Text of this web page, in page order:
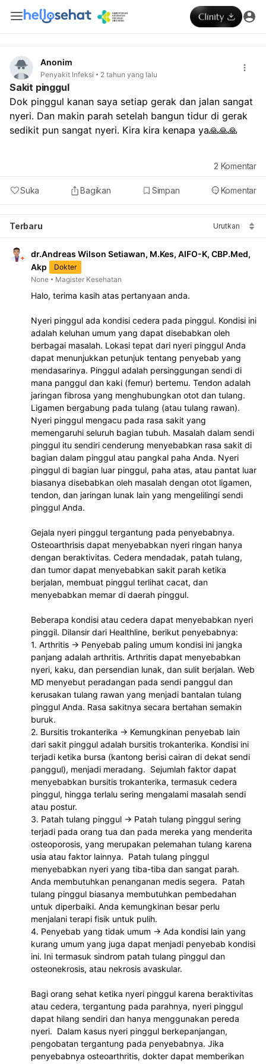
Anonim
Penyakit Infeksi 2 tahun yang lalu
Sakit pinggul
Dok pinggul kanan saya setiap gerak dan jalan sangat
nyeri. Dan makin parah setelah bangun tidur di gerak
sedikit pun sangat nyeri. Kira kira kenapa ya🙏🙏🙏
Suka Bagikan Simpan Komentar
2 Komentar
Terbaru Urutkan
dr.Andreas Wilson Setiawan, M.Kes, AIFO-K, CBP.Med,
Akp
Dokter
None
Magister Kesehatan
Halo, terima kasih atas pertanyaan anda.
Nyeri pinggul ada kondisi cedera pada pinggul. Kondisi ini
adalah keluhan umum yang dapat disebabkan oleh
berbagai masalah. Lokasi tepat dari nyeri pinggul Anda
dapat menunjukkan petunjuk tentang penyebab yang
mendasarinya. Pinggul adalah persinggungan sendi di
mana panggul dan kaki (femur) bertemu. Tendon adalah
jaringan fibrosa yang menghubungkan otot dan tulang.
Ligamen bergabung pada tulang (atau tulang rawan).
Nyeri pinggul mengacu pada rasa sakit yang
memengaruhi seluruh bagian tubuh. Masalah dalam sendi
pinggul itu sendiri cenderung menyebabkan rasa sakit di
bagian dalam pinggul atau pangkal paha Anda. Nyeri
pinggul di bagian luar pinggul, paha atas, atau pantat luar
biasanya disebabkan oleh masalah dengan otot ligamen,
tendon, dan jaringan lunak lain yang mengelilingi sendi
pinggul Anda.
Gejala nyeri pinggul tergantung pada penyebabnya.
Osteoarthrisis dapat menyebabkan nyeri ringan hanya
dengan beraktivitas. Cedera mendadak, patah tulang,
dan tumor dapat menyebabkan sakit parah ketika
berjalan, membuat pinggul terlihat cacat, dan
menyebabkan memar di daerah pinggul.
Beberapa kondisi atau cedera dapat menyebabkan nyeri
pinggil. Dilansir dari Healthline, berikut penyebabnya:
1. Arthritis -> Penyebab paling umum kondisi ini jangka
panjang adalah arthritis. Arthritis dapat menyebabkan
nyeri, kaku, dan persendian lunak, dan sulit berjalan. Web
MD menyebut peradangan pada sendi panggul dan
kerusakan tulang rawan yang menjadi bantalan tulang
pinggul Anda. Rasa sakitnya secara bertahan semakin
buruk.
2. Bursitis trokanterika -> Kemungkinan penyebab lain
dari sakit pinggul adalah bursitis trokanterika. Kondisi ini
terjadi ketika bursa (kantong berisi cairan di dekat sendi
panggul), menjadi meradang.  Sejumlah faktor dapat
menyebabkan bursitis trokanterika, termasuk cedera
pinggul, hingga terlalu sering mengalami masalah sendi
atau postur.
3. Patah tulang pinggul -> Patah tulang pinggul sering
terjadi pada orang tua dan pada mereka yang menderita
osteoporosis, yang merupakan pelemahan tulang karena
usia atau faktor lainnya.  Patah tulang pinggul
menyebabkan nyeri yang tiba-tiba dan sangat parah.
Anda membutuhkan penanganan medis segera.  Patah
tulang pinggul biasanya membutuhkan pembedahan
untuk diperbaiki. Anda kemungkinan besar perlu
menjalani terapi fisik untuk pulih.
4. Penyebab yang tidak umum -> Ada kondisi lain yang
kurang umum yang juga dapat menjadi penyebab kondisi
ini. Ini termasuk sindrom patah tulang pinggul dan
osteonekrosis, atau nekrosis avaskular.
Bagi orang sehat ketika nyeri pinggul karena beraktivitas
atau cedera, tergantung pada parahnya, nyeri pinggul
dapat hilang sendiri dan hanya menggunakan pereda
nyeri.  Dalam kasus nyeri pinggul berkepanjangan,
pengobatan tergantung pada penyebabnya. Jika
penyebabnya osteoarthritis, dokter dapat memberikan